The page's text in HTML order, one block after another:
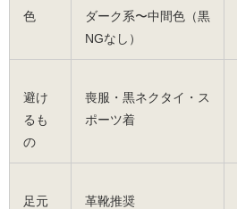
色
ダーク系〜中間色（黒
NGなし）
避け
るも
の
喪服・黒ネクタイ・ス
ポーツ着
足元 革靴推奨